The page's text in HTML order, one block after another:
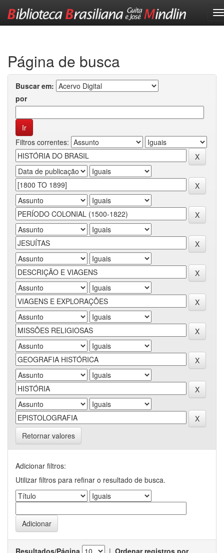
Página de busca
Buscar em:
por
Filtros correntes:
Retornar valores
Adicionar filtros:
Utilizar filtros para refinar o resultado de busca.
Resultados/Página | Ordenar registros por